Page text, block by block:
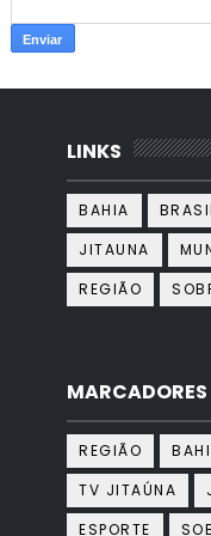
LINKS
BAHIA
JITAUNA
REGIÃO
MARCADORES
REGIÃO
TV JITAÚNA
ESPORTE